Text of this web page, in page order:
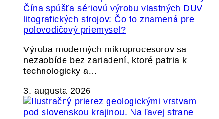
Čína spúšťa sériovú výrobu vlastných DUV
litografických strojov: Čo to znamená pre
polovodičový priemysel?
Výroba moderných mikroprocesorov sa
nezaobíde bez zariadení, ktoré patria k
technologicky a…
3. augusta 2026